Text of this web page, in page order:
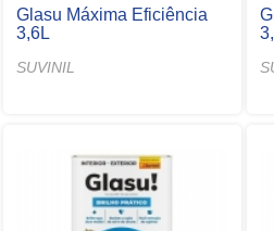
Glasu Máxima Eficiência
3,6L
SUVINIL